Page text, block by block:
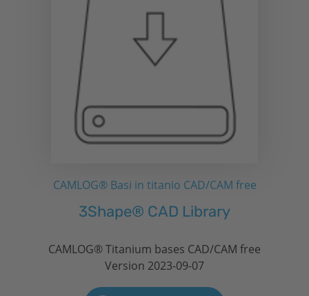
CAMLOG® Basi in titanio CAD/CAM free
3Shape® CAD Library
CAMLOG® Titanium bases CAD/CAM free
Version 2023-09-07